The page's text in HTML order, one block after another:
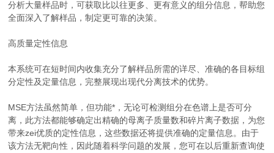
分析大量样品时，可获取比以往更多、更有意义的组分信息，帮助您
全面深入了解样品，制定更可靠的决策。
高质量定性信息
本系统可在短时间内收集充分了解样品所需的详尽、准确的各目标组
分定性及定量信息，完整展现出现代分离技术的优势。
MSE方法虽然简单，但功能*，无论可检测组分在色谱上是否可分
离，此方法都能够确定出精确的母离子质量数和碎片离子数据，为您
带来zei优质的定性信息，这些数据还将提供准确的定量信息。由于
该方法无靶向性，因此随着科学问题的发展，您可在以后重新查询使